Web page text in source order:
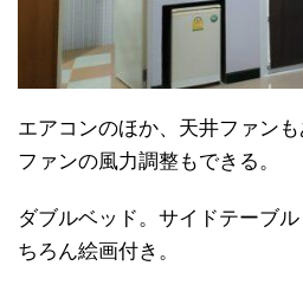
エアコンのほか、天井ファンも
ファンの風力調整もできる。
ダブルベッド。サイドテーブ
ちろん絵画付き。